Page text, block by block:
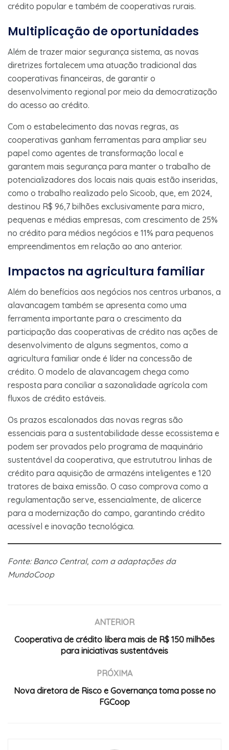
crédito popular e também de cooperativas rurais.
Multiplicação de oportunidades
Além de trazer maior segurança sistema, as novas
diretrizes fortalecem uma atuação tradicional das
cooperativas financeiras, de garantir o
desenvolvimento regional por meio da democratização
do acesso ao crédito.
Com o estabelecimento das novas regras, as
cooperativas ganham ferramentas para ampliar seu
papel como agentes de transformação local e
garantem mais segurança para manter o trabalho de
potencializadores dos locais nais quais estão inseridas,
como o trabalho realizado pelo Sicoob, que, em 2024,
destinou R$ 96,7 bilhões exclusivamente para micro,
pequenas e médias empresas, com crescimento de 25%
no crédito para médios negócios e 11% para pequenos
empreendimentos em relação ao ano anterior.
Impactos na agricultura familiar
Além do benefícios aos negócios nos centros urbanos, a
alavancagem também se apresenta como uma
ferramenta importante para o crescimento da
participação das cooperativas de crédito nas ações de
desenvolvimento de alguns segmentos, como a
agricultura familiar onde é líder na concessão de
crédito. O modelo de alavancagem chega como
resposta para conciliar a sazonalidade agrícola com
fluxos de crédito estáveis.
Os prazos escalonados das novas regras são
essenciais para a sustentabilidade desse ecossistema e
podem ser provados pelo programa de maquinário
sustentável da cooperativa, que estrututrou linhas de
crédito para aquisição de armazéns inteligentes e 120
tratores de baixa emissão. O caso comprova como a
regulamentação serve, essencialmente, de alicerce
para a modernização do campo, garantindo crédito
acessível e inovação tecnológica.
Fonte: Banco Central, com a adaptações da
MundoCoop
ANTERIOR
Cooperativa de crédito libera mais de R$ 150 milhões
para iniciativas sustentáveis
PRÓXIMA
Nova diretora de Risco e Governança toma posse no
FGCoop